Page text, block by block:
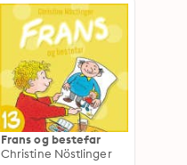
Frans og bestefar
Christine Nöstlinger